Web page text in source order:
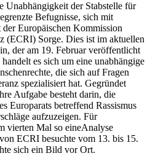
Unabhängigkeit der Stabstelle für
Befugnisse, sich mit
der Europäischen Kommission
(ECRI) Sorge. Dies ist im aktuellen
der am 19. Februar veröffentlicht
es sich um eine unabhängige
die sich auf Fragen
spezialisiert hat. Gegründet
Aufgabe besteht darin, die
Europarats betreffend Rassismus
aufzuzeigen. Für
vierten Mal so eineAnalyse
ECRI besuchte vom 13. bis 15.
sich ein Bild vor Ort.